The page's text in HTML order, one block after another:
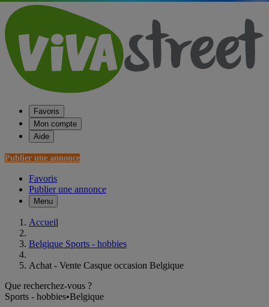
Favoris
Mon compte
Aide
Publier une annonce
Favoris
Publier une annonce
Menu
Accueil
Belgique Sports - hobbies
Achat - Vente Casque occasion Belgique
Que recherchez-vous ?
Sports - hobbies•Belgique